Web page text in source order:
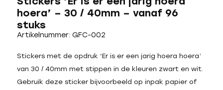
hoera’ – 30 / 40mm – vanaf 96
stuks
Artikelnummer: GFC-002
Stickers met de opdruk ‘Er is er een jarig hoera hoera’
van 30 / 40mm met stippen in de kleuren zwart en wit.
Gebruik deze sticker bijvoorbeeld op inpak papier of